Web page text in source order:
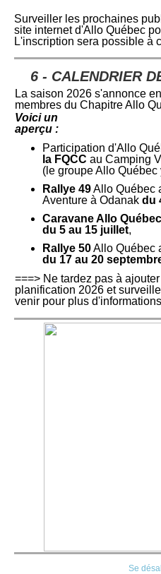
Surveiller les prochaines
site internet d'Allo Québec
L'inscription sera possible à
6 - CALENDRIER
La saison 2026 s'annonce
membres du Chapitre Allo
Voici un
aperçu :
Participation d'Allo
la FQCC au Camping
(le groupe Allo Québec
Rallye 49Allo Québec
Aventure à Odanak du
Caravane Allo Québec
du 5 au 15 juillet,
Rallye 50Allo Québec
du 17 au 20
===> Ne tardez pas à
planification 2026 et
venir pour plus
Se